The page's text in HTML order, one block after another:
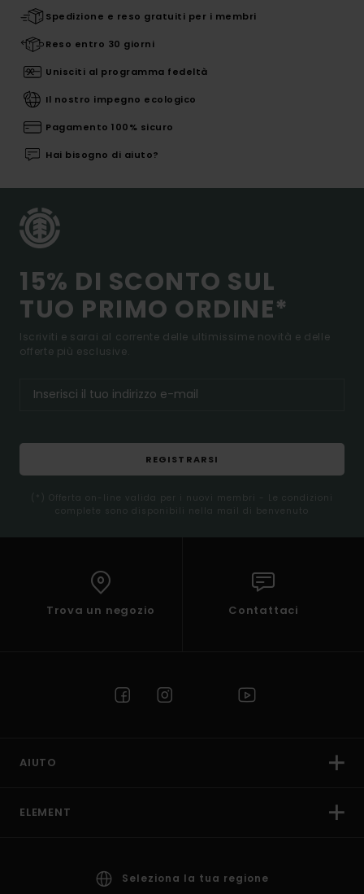
Spedizione e reso gratuiti per i membri
Reso entro 30 giorni
Unisciti al programma fedeltà
Il nostro impegno ecologico
Pagamento 100% sicuro
Hai bisogno di aiuto?
15% DI SCONTO SUL
TUO PRIMO ORDINE*
Iscriviti e sarai al corrente delle ultimissime novità e delle
offerte più esclusive.
REGISTRARSI
(*) Offerta on-line valida per i nuovi membri - Le condizioni
complete sono disponibili nella mail di benvenuto
Trova un negozio Contattaci
AIUTO
ELEMENT
Seleziona la tua regione